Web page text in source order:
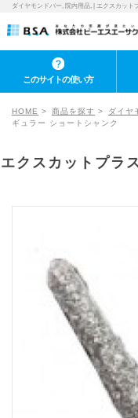
ダイヤモンドバー, 院内用品, | エクスカッ
このサイトの使い方
HOME 商品を探す ダイヤ
ギュラー ショートシャンク
エクスカットプラ